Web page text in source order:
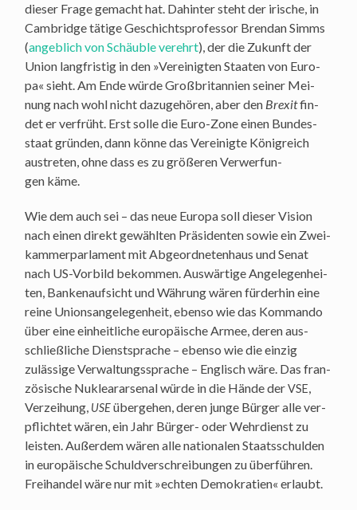
die­ser Fra­ge gemacht hat. Dahin­ter steht der iri­sche, in
Cam­bridge täti­ge Geschichts­pro­fes­sor Bren­dan Simms
(angeb­lich von Schäub­le ver­ehrt), der die Zukunft der
Uni­on lang­fris­tig in den »Ver­ei­nig­ten Staa­ten von Euro­
pa« sieht. Am Ende wür­de Groß­bri­tan­ni­en sei­ner Mei­
nung nach wohl nicht dazu­ge­hö­ren, aber den Bre­x­itfin­
det er ver­früht. Erst sol­le die Euro-Zone einen Bun­des­
staat grün­den, dann kön­ne das Ver­ei­nig­te König­reich
aus­tre­ten, ohne dass es zu grö­ße­ren Ver­wer­fun­
gen käme.
Wie dem auch sei – das neue Euro­pa soll die­ser Visi­on
nach einen direkt gewähl­ten Prä­si­den­ten sowie ein Zwei­
kam­mer­par­la­ment mit Abge­ord­ne­ten­haus und Senat
nach US-Vor­bild bekom­men. Aus­wär­ti­ge Ange­le­gen­hei­
ten, Ban­ken­auf­sicht und Wäh­rung wären für­der­hin eine
rei­ne Uni­ons­an­ge­le­gen­heit, eben­so wie das Kom­man­do
über eine ein­heit­li­che euro­päi­sche Armee, deren aus­
schließ­li­che Dienst­spra­che – eben­so wie die ein­zig
zuläs­si­ge Ver­wal­tungs­spra­che – Eng­lisch wäre. Das fran­
zö­si­sche Nukle­ar­ar­se­nal wür­de in die Hän­de derVSE,
Ver­zei­hung, USEüber­ge­hen, deren jun­ge Bür­ger alle ver­
pflich­tet wären, ein Jahr Bür­ger- oder Wehr­dienst zu
leis­ten. Außer­dem wären alle natio­na­len Staats­schul­den
in euro­päi­sche Schuld­ver­schrei­bun­gen zu über­füh­ren.
Frei­han­del wäre nur mit »ech­ten Demo­kra­tien« erlaubt.